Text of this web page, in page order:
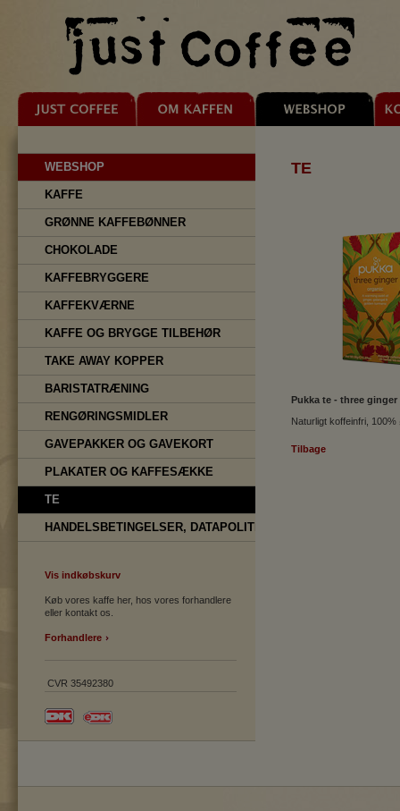
WEBSHOP
KAFFE
GRØNNE KAFFEBØNNER
CHOKOLADE
KAFFEBRYGGERE
KAFFEKVÆRNE
KAFFE OG BRYGGE TILBEHØR
TAKE AWAY KOPPER
BARISTATRÆNING
RENGØRINGSMIDLER
GAVEPAKKER OG GAVEKORT
PLAKATER OG KAFFESÆKKE
TE
HANDELSBETINGELSER, DATAPOLITIK
Vis indkøbskurv
Køb vores kaffe her, hos vores forhandlere
eller kontakt os.
Forhandlere
CVR 35492380
TE
Pukka te - three ginger
Naturligt koffeinfri,
Tilbage